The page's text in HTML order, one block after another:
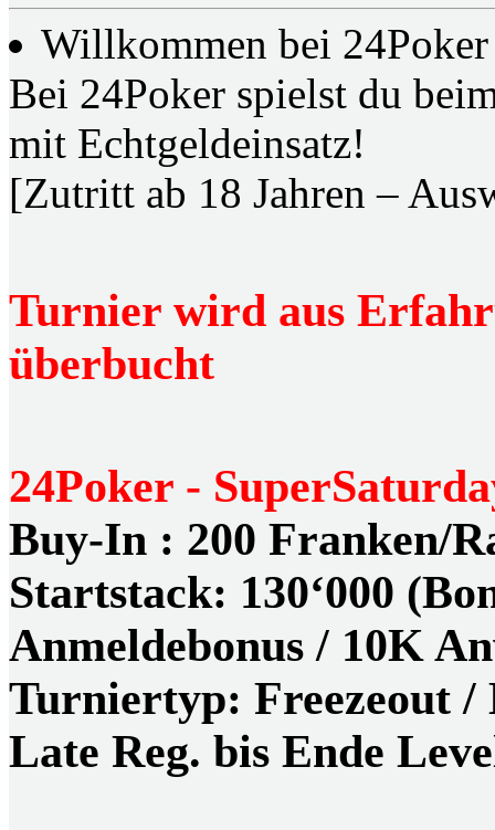
Willkommen bei
Bei 24Poker spielst du
mit Echtgeldeinsatz!
[Zutritt ab 18 Jahren –
Turnier wird aus
überbucht
24Poker -
Buy-In : 200 Franken/
Startstack: 130‘000
Anmeldebonus / 10K
Turniertyp: Freezeout
Late Reg. bis Ende